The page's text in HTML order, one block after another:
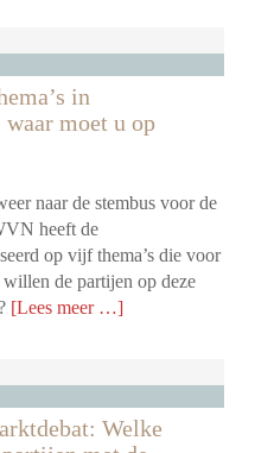
in
moet u op
naar de stembus voor de
heeft de
op vijf thema’s die voor
de partijen op deze
[Lees meer …]
Welke